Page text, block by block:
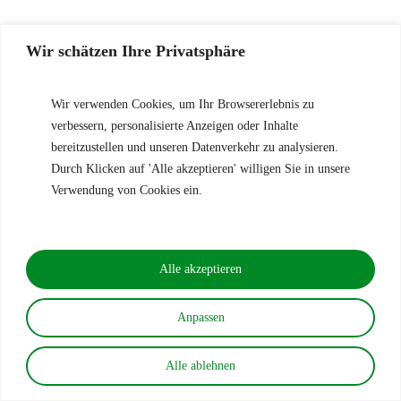
Wir schätzen Ihre Privatsphäre
Wir verwenden Cookies, um Ihr Browsererlebnis zu
verbessern, personalisierte Anzeigen oder Inhalte
bereitzustellen und unseren Datenverkehr zu analysieren.
Durch Klicken auf 'Alle akzeptieren' willigen Sie in unsere
Verwendung von Cookies ein.
Anpassen
Alle ablehnen
Alle akzeptieren